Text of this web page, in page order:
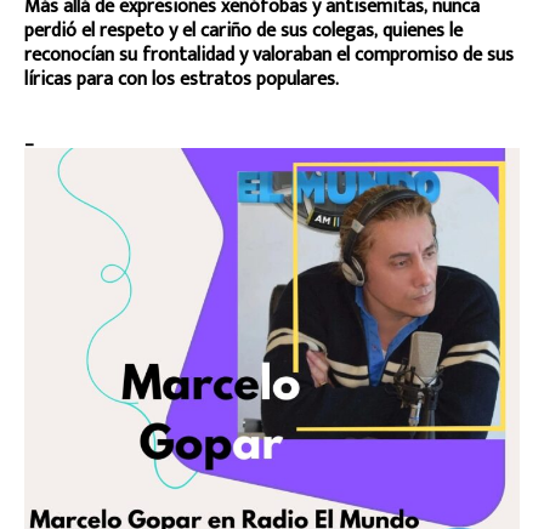
Más allá de expresiones xenófobas y antisemitas, nunca
perdió el respeto y el cariño de sus colegas, quienes le
reconocían su frontalidad y valoraban el compromiso de sus
líricas para con los estratos populares.
_